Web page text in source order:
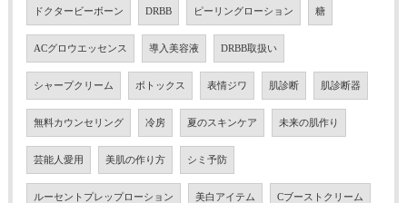
ドクタービーボーン DRBB ピーリングローション 糖
ACグロウエッセンス 導入美容液 DRBB取扱い
シャープクリーム ボトックス 表情ジワ 肌診断 肌診断器
無料カウンセリング 冷房 夏のスキンケア 未来の肌作り
芸能人愛用 美肌の作り方 シミ予防
ルーセントプレップローション 美白アイテム Cブーストクリーム